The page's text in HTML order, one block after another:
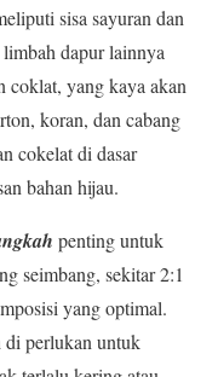
sisa sayuran dan
dapur lainnya
coklat, yang kaya akan
koran, dan cabang
cokelat di dasar
bahan hijau.
penting untuk
seimbang, sekitar 2:1
yang optimal.
di perlukan untuk